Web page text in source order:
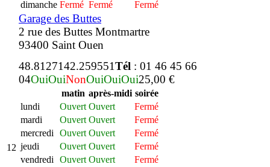
dimanche Fermé Fermé Fermé
Garage des Buttes
2 rue des Buttes Montmartre
93400 Saint Ouen
12
48.8127142.259551Tél : 01 46 45 66
04OuiOuiNonOuiOuiOui25,00 €
matin après-midi soirée
lundi
Ouvert Ouvert
Fermé
mardi
Ouvert Ouvert
Fermé
mercredi
Ouvert Ouvert
Fermé
jeudi
Ouvert Ouvert
Fermé
vendredi
Ouvert Ouvert
Fermé